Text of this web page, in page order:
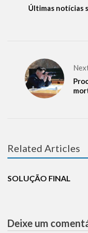
Últimas notícias
Related Articles
ANTISEMITISMO
SOLUÇÃO FINAL
Deixe um